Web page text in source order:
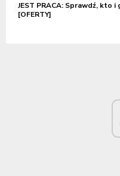
JEST PRACA: Sprawdź, kto
[OFERTY]